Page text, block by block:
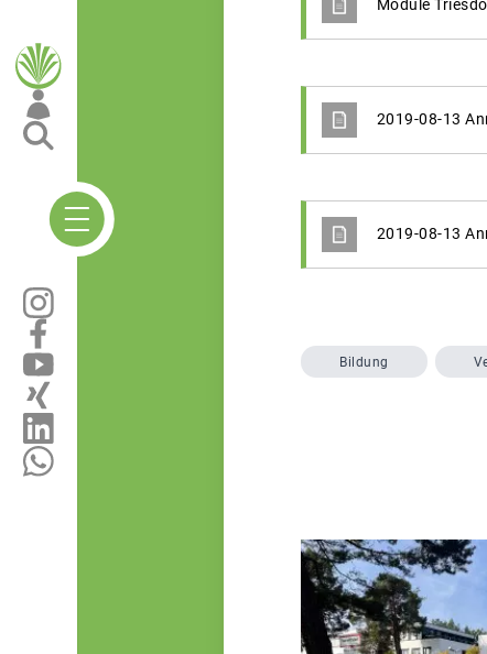
Module
2019-08-13
2019-08-13
Bildung